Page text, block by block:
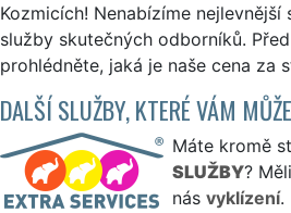
Kozmicích! Nenabízíme
služby skutečných odborníků. Před
prohlédněte, jaká je naše cena za
DALŠÍ SLUŽBY, KTERÉ VÁM
Máte kromě
SLUŽBY?
nás vyklízení.